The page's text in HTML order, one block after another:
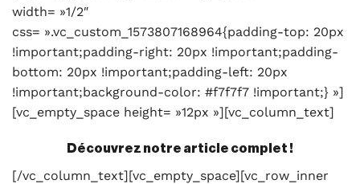
width= »1/2″
css= ».vc_custom_1573807168964{padding-top: 20px
!important;padding-right: 20px !important;padding-
bottom: 20px !important;padding-left: 20px
!important;background-color: #f7f7f7 !important;} »]
[vc_empty_space height= »12px »][vc_column_text]
Découvrez notre article complet !
[/vc_column_text][vc_empty_space][vc_row_inner